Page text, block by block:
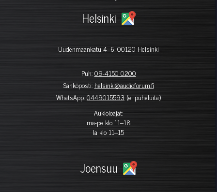
Helsinki
Uudenmaankatu 4–6, 00120 Helsinki
Puh:09-4150 0200
Sähköposti: helsinki@audioforum.fi
WhatsApp:0449015593 (ei puheluita)
Aukioloajat:
ma-pe klo 11–18
la klo 11–15
Joensuu